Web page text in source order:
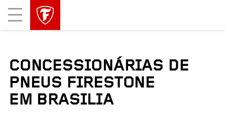
Mobile
Menu
CONCESSIONÁRIAS DE
PNEUS FIRESTONE
EM BRASILIA